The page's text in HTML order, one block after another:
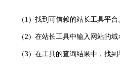
（1）找到可信赖的站长工具平台
（2）在站长工具中输入网站的域
（3）在工具的查询结果中，找到